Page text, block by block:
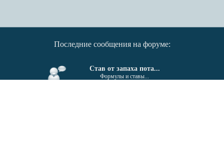
Последние сообщения на форуме:
Став от запаха пота...
Формулы и ставы...